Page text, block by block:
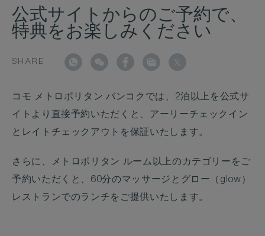
公式サイトからのご予約で、
特典をお楽しみください
SHARE
コモ メトロポリタン バンコクでは、2泊以上を公式サ
イトより直接予約いただくと、アーリーチェックイン
とレイトチェックアウトを保証いたします。
さらに、メトロポリタン ルーム以上のカテゴリーをご
予約いただくと、60分のマッサージとグロー（glow）
レストランでのランチをご提供いたします。